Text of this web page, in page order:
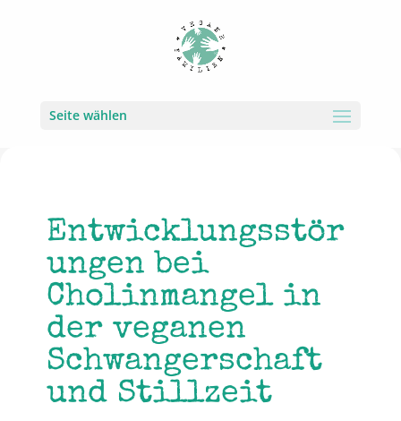
Seite wählen
Entwicklungsstör
ungen bei
Cholinmangel in
der veganen
Schwangerschaft
und Stillzeit